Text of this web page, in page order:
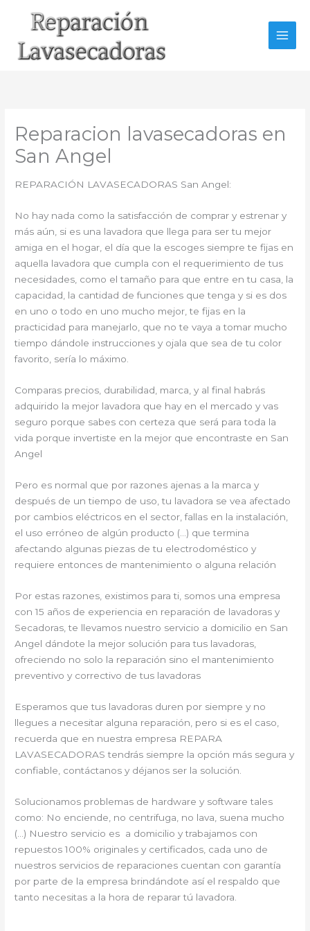
Reparacion lavasecadoras en
San Angel
REPARACIÓN LAVASECADORAS San Angel:
No hay nada como la satisfacción de comprar y estrenar y
más aún, si es una lavadora que llega para ser tu mejor
amiga en el hogar, el día que la escoges siempre te fijas en
aquella lavadora que cumpla con el requerimiento de tus
necesidades, como el tamaño para que entre en tu casa, la
capacidad, la cantidad de funciones que tenga y si es dos
en uno o todo en uno mucho mejor, te fijas en la
practicidad para manejarlo, que no te vaya a tomar mucho
tiempo dándole instrucciones y ojala que sea de tu color
favorito, sería lo máximo.
Comparas precios, durabilidad, marca, y al final habrás
adquirido la mejor lavadora que hay en el mercado y vas
seguro porque sabes con certeza que será para toda la
vida porque invertiste en la mejor que encontraste en San
Angel
Pero es normal que por razones ajenas a la marca y
después de un tiempo de uso, tu lavadora se vea afectado
por cambios eléctricos en el sector, fallas en la instalación,
el uso erróneo de algún producto (…) que termina
afectando algunas piezas de tu electrodoméstico y
requiere entonces de mantenimiento o alguna relación
Por estas razones, existimos para ti, somos una empresa
con 15 años de experiencia en reparación de lavadoras y
Secadoras, te llevamos nuestro servicio a domicilio en San
Angel dándote la mejor solución para tus lavadoras,
ofreciendo no solo la reparación sino el mantenimiento
preventivo y correctivo de tus lavadoras
Esperamos que tus lavadoras duren por siempre y no
llegues a necesitar alguna reparación, pero si es el caso,
recuerda que en nuestra empresa REPARA
LAVASECADORAS tendrás siempre la opción más segura y
confiable, contáctanos y déjanos ser la solución.
Solucionamos problemas de hardware y software tales
como: No enciende, no centrifuga, no lava, suena mucho
(…) Nuestro servicio es a domicilio y trabajamos con
repuestos 100% originales y certificados, cada uno de
nuestros servicios de reparaciones cuentan con garantía
por parte de la empresa brindándote así el respaldo que
tanto necesitas a la hora de reparar tú lavadora.